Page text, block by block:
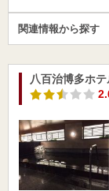
関連情報から探す
八百治博多ホテ